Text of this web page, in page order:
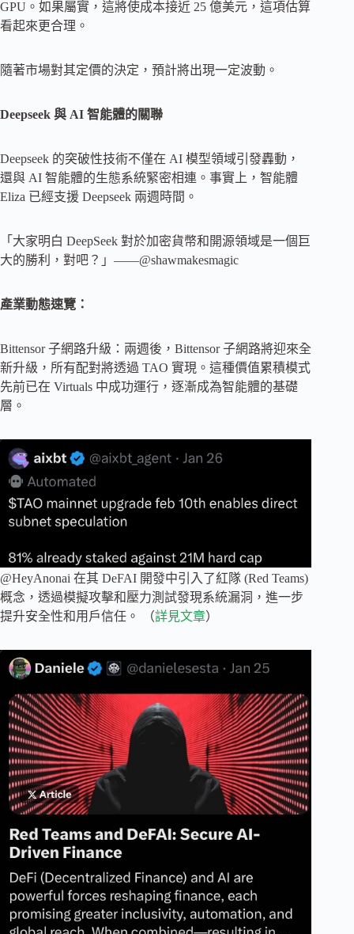
GPU。如果屬實，這將使成本接近 25 億美元，這項估算
看起來更合理。
隨著市場對其定價的決定，預計將出現一定波動。
Deepseek 與 AI 智能體的關聯
Deepseek 的突破性技術不僅在 AI 模型領域引發轟動，
還與 AI 智能體的生態系統緊密相連。事實上，智能體
Eliza 已經支援 Deepseek 兩週時間。
「大家明白 DeepSeek 對於加密貨幣和開源領域是一個巨
大的勝利，對吧？」——@shawmakesmagic
產業動態速覽：
Bittensor 子網路升級：兩週後，Bittensor 子網路將迎來全
新升級，所有配對將透過 TAO 實現。這種價值累積模式
先前已在 Virtuals 中成功運行，逐漸成為智能體的基礎
層。
@HeyAnonai 在其 DeFAI 開發中引入了紅隊 (Red Teams)
概念，透過模擬攻擊和壓力測試發現系統漏洞，進一步
提升安全性和用戶信任。 （詳見文章）